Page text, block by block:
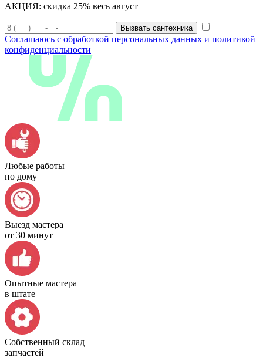
АКЦИЯ: скидка 25% весь август
Вызвать сантехника
Соглашаюсь с обработкой персональных данных и политикой
конфиденциальности
Любые работы
по дому
Выезд мастера
от 30 минут
Опытные мастера
в штате
Собственный склад
запчастей